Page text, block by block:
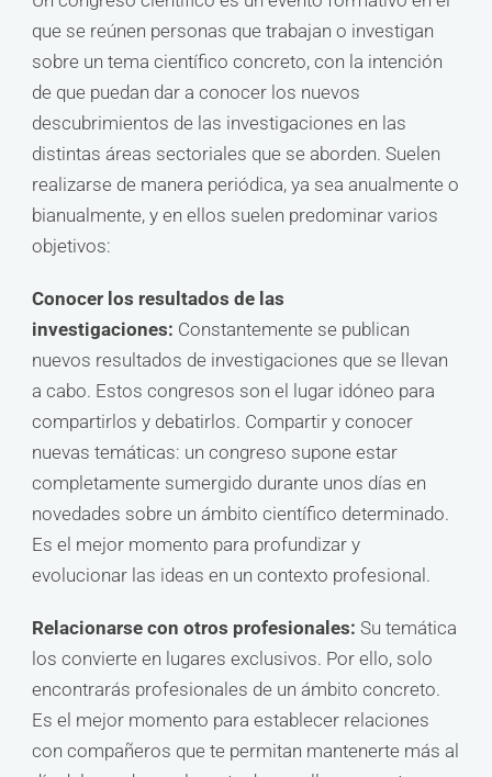
que se reúnen personas que trabajan o investigan
sobre un tema científico concreto, con la intención
de que puedan dar a conocer los nuevos
descubrimientos de las investigaciones en las
distintas áreas sectoriales que se aborden. Suelen
realizarse de manera periódica, ya sea anualmente o
bianualmente, y en ellos suelen predominar varios
objetivos:
Conocer los resultados de las
investigaciones: Constantemente se publican
nuevos resultados de investigaciones que se llevan
a cabo. Estos congresos son el lugar idóneo para
compartirlos y debatirlos. Compartir y conocer
nuevas temáticas: un congreso supone estar
completamente sumergido durante unos días en
novedades sobre un ámbito científico determinado.
Es el mejor momento para profundizar y
evolucionar las ideas en un contexto profesional.
Relacionarse con otros profesionales: Su temática
los convierte en lugares exclusivos. Por ello, solo
encontrarás profesionales de un ámbito concreto.
Es el mejor momento para establecer relaciones
con compañeros que te permitan mantenerte más al